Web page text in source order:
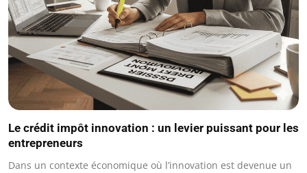
Le crédit impôt innovation : un levier puissant pour les
entrepreneurs
Dans un contexte économique où l’innovation est devenue un